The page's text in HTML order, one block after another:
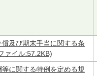
及び期末手当に関する条
ァイル:57.2KB)
に関する特例を定める規